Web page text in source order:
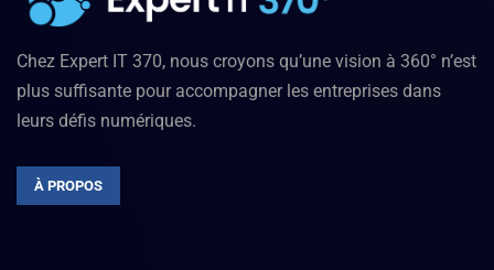
Chez Expert IT 370, nous croyons qu’une vision à 360° n’est
plus suffisante pour accompagner les entreprises dans
leurs défis numériques.
À PROPOS